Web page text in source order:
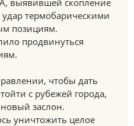
выявившей скопление
термобарическими
позициям.
продвинуться
чтобы дать
с рубежей города,
заслон.
уничтожить целое